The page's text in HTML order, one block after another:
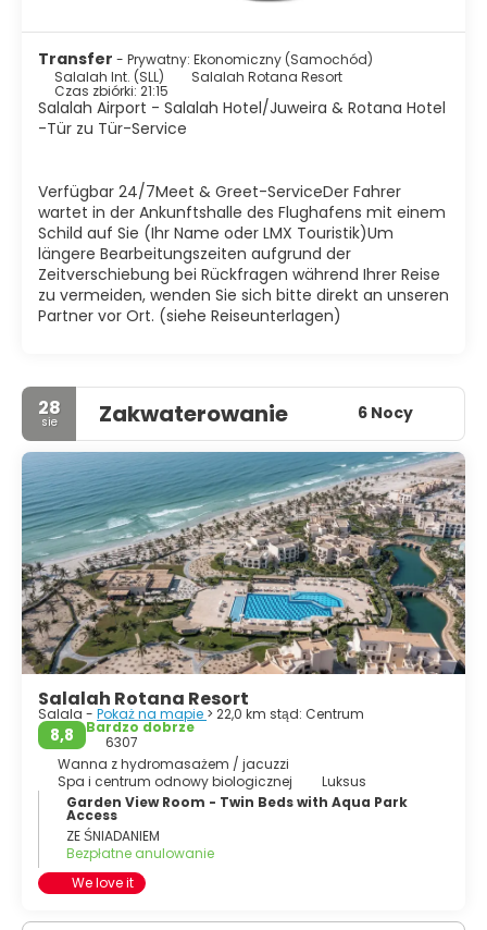
Transfer - Prywatny: Ekonomiczny (Samochód)
Salalah Int. (SLL)
Salalah Rotana Resort
Czas zbiórki: 21:15
Salalah Airport - Salalah Hotel/Juweira & Rotana Hotel
-Tür zu Tür-Service
Verfügbar 24/7Meet & Greet-ServiceDer Fahrer
wartet in der Ankunftshalle des Flughafens mit einem
Schild auf Sie (Ihr Name oder LMX Touristik)Um
längere Bearbeitungszeiten aufgrund der
Zeitverschiebung bei Rückfragen während Ihrer Reise
zu vermeiden, wenden Sie sich bitte direkt an unseren
Partner vor Ort. (siehe Reiseunterlagen)
28
sie Zakwaterowanie 6 Nocy
Salalah Rotana Resort
Salala - Pokaż na mapie > 22,0 km stąd: Centrum
8,8
Bardzo dobrze
6307
Wanna z hydromasażem / jacuzzi
Spa i centrum odnowy biologicznej
Luksus
Garden View Room - Twin Beds with Aqua Park
Access
ZE ŚNIADANIEM
Bezpłatne anulowanie
We love it